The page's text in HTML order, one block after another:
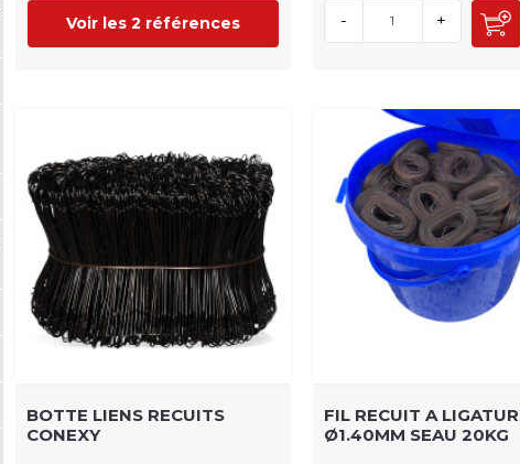
Voir les 2 références - +
BOTTE LIENS RECUITS
CONEXY
FIL RECUIT A
Ø1.40MM SEAU 20KG